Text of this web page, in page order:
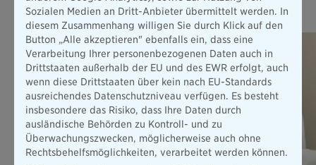
Sozialen Medien an Dritt-Anbieter übermittelt werden. In
diesem Zusammenhang willigen Sie durch Klick auf den
Button „Alle akzeptieren" ebenfalls ein, dass eine
Verarbeitung Ihrer personenbezogenen Daten auch in
Drittstaaten außerhalb der EU und des EWR erfolgt, auch
wenn diese Drittstaaten über kein nach EU-Standards
ausreichendes Datenschutzniveau verfügen. Es besteht
insbesondere das Risiko, dass Ihre Daten durch
ausländische Behörden zu Kontroll- und zu
Überwachungszwecken, möglicherweise auch ohne
Rechtsbehelfsmöglichkeiten, verarbeitet werden können.